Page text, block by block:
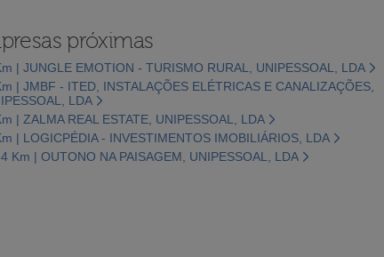
próximas
| JUNGLE EMOTION - TURISMO RURAL, UNIPESSOAL, LDA
| JMBF - ITED, INSTALAÇÕES ELÉTRICAS E CANALIZAÇÕES,
LDA
| ZALMA REAL ESTATE, UNIPESSOAL, LDA
| LOGICPÉDIA - INVESTIMENTOS IMOBILIÁRIOS, LDA
Km | OUTONO NA PAISAGEM, UNIPESSOAL, LDA